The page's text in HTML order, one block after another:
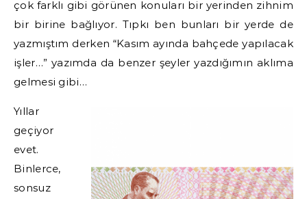
çok farklı gibi görünen konuları bir yerinden zihnim
bir birine bağlıyor. Tıpkı ben bunları bir yerde de
yazmıştım derken “Kasım ayında bahçede yapılacak
işler…” yazımda da benzer şeyler yazdığımın aklıma
gelmesi gibi…
Yıllar
geçiyor
evet.
Binlerce,
sonsuz